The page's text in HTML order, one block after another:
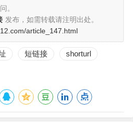
。
发布，如需转载请注明出处。
article_147.html
短链接 shorturl